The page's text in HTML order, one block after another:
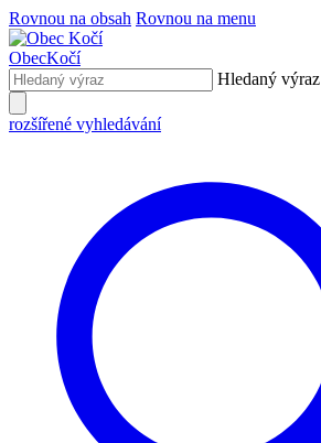
Rovnou na obsah Rovnou na menu
ObecKočí
Hledaný výraz
rozšířené vyhledávání